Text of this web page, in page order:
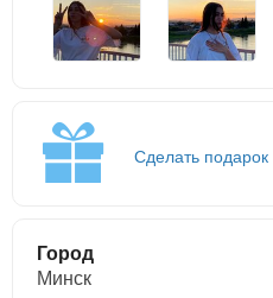
Сделать подарок
Город
Минск